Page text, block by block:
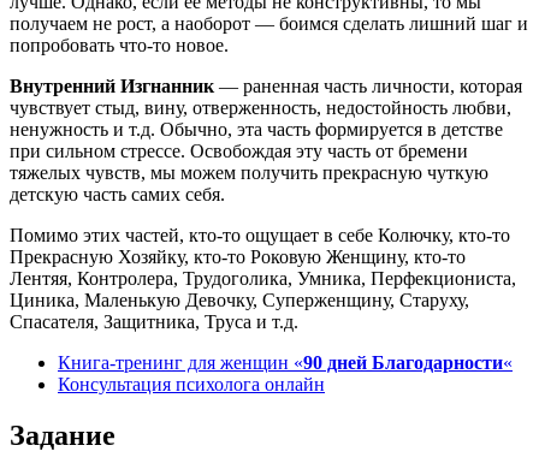
получаем не рост, а наоборот — боимся сделать лишний шаг и
попробовать что-то новое.
Внутренний Изгнанник— раненная часть личности, которая
чувствует стыд, вину, отверженность, недостойность любви,
ненужность и т.д. Обычно, эта часть формируется в детстве
при сильном стрессе. Освобождая эту часть от бремени
тяжелых чувств, мы можем получить прекрасную чуткую
детскую часть самих себя.
Помимо этих частей, кто-то ощущает в себе Колючку, кто-то
Прекрасную Хозяйку, кто-то Роковую Женщину, кто-то
Лентяя, Контролера, Трудоголика, Умника, Перфекциониста,
Циника, Маленькую Девочку, Суперженщину, Старуху,
Спасателя, Защитника, Труса и т.д.
Книга-тренинг для женщин «90 дней Благодарности«
Консультация психолога онлайн
Задание